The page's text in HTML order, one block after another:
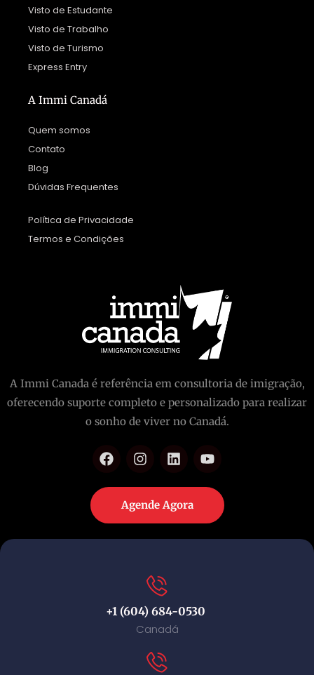
Visto de Estudante
Visto de Trabalho
Visto de Turismo
Express Entry
A Immi Canadá
Quem somos
Contato
Blog
Dúvidas Frequentes
Política de Privacidade
Termos e Condições
A Immi Canada é referência em consultoria de imigração,
oferecendo suporte completo e personalizado para realizar
o sonho de viver no Canadá.
Agende Agora
+1 (604) 684-0530
Canadá